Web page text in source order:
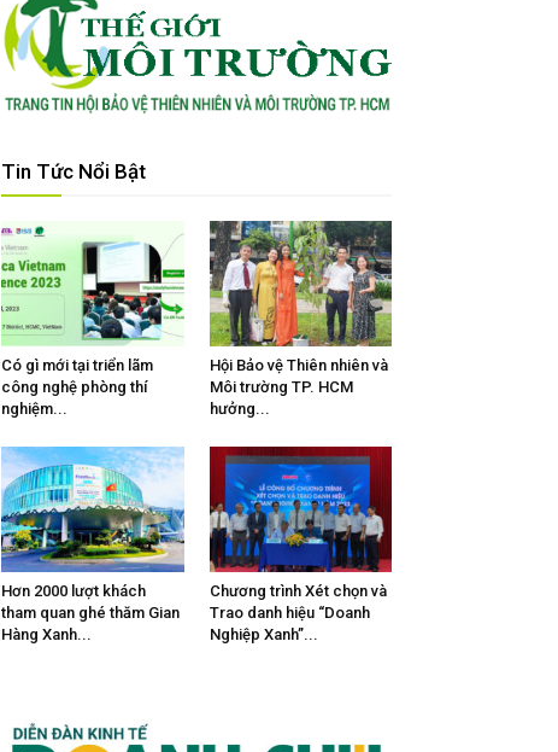
Tin Tức Nổi Bật
Có gì mới tại triển lãm
công nghệ phòng thí
nghiệm...
Hội Bảo vệ Thiên nhiên và
Môi trường TP. HCM
hưởng...
Hơn 2000 lượt khách
tham quan ghé thăm Gian
Hàng Xanh...
Chương trình Xét chọn và
Trao danh hiệu “Doanh
Nghiệp Xanh”...